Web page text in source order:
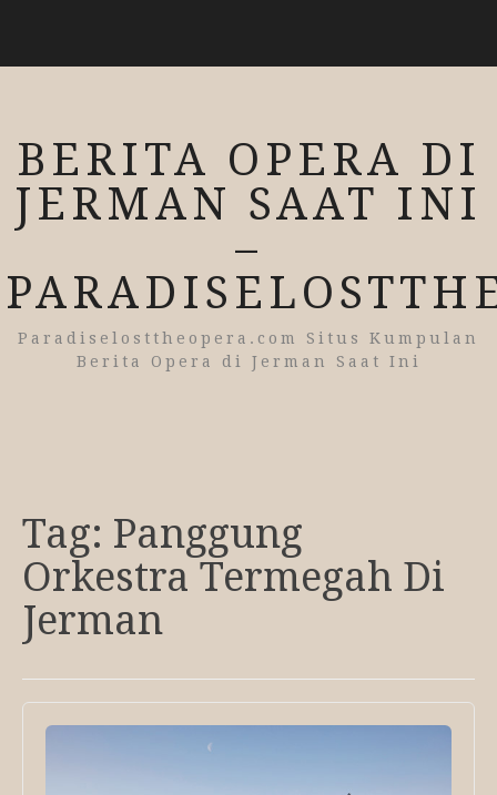
BERITA OPERA DI
JERMAN SAAT INI
–
Paradiselosttheopera.com Situs Kumpulan
Berita Opera di Jerman Saat Ini
Tag: Panggung
Orkestra Termegah Di
Jerman